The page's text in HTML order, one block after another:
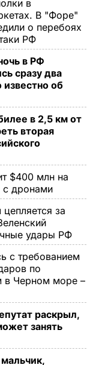
в
В "Форе"
о перебоях
РФ
в РФ
сразу два
об
в 2,5 км от
вторая
$400 млн на
дронами
за
удары РФ
с требованием
по
в Черном море –
раскрыл,
занять